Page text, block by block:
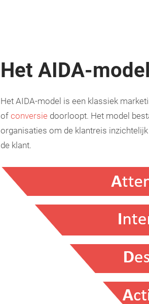
Het AIDA-model
Het AIDA-model is een klassiek
of conversie doorloopt. Het model
organisaties om de klantreis
de klant.